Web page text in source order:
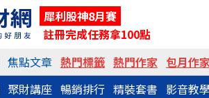
犀利股神8月賽
註冊完成任務拿100點
焦點文章 熱門標籤 熱門作家 包月作
聚財講座 暢銷排行 精裝套書 影音教